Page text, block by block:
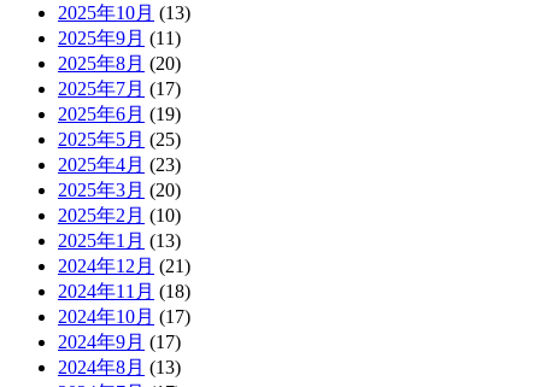
2025年10月 (13)
2025年9月 (11)
2025年8月 (20)
2025年7月 (17)
2025年6月 (19)
2025年5月 (25)
2025年4月 (23)
2025年3月 (20)
2025年2月 (10)
2025年1月 (13)
2024年12月 (21)
2024年11月 (18)
2024年10月 (17)
2024年9月 (17)
2024年8月 (13)